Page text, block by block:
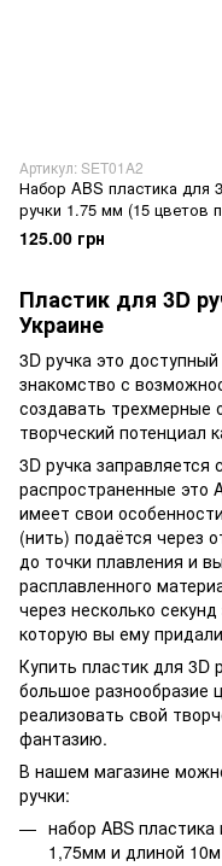
Артикул: SET01A2
Набор ABS пластика для
ручки 1.75 мм (15 цветов
м)
125.00 грн
Пластик для 3D
Украине
3D ручка это
знакомство с
создавать трехмерные
творческий потенциал
3D ручка
распространенные это
имеет свои
(нить) подаётся через
до точки плавления и
расплавленного
через несколько
которую вы ему
Купить пластик для 3D
большое разнообразие
реализовать свой
фантазию.
В нашем магазине
ручки:
набор ABS
1,75мм и длиной 10м